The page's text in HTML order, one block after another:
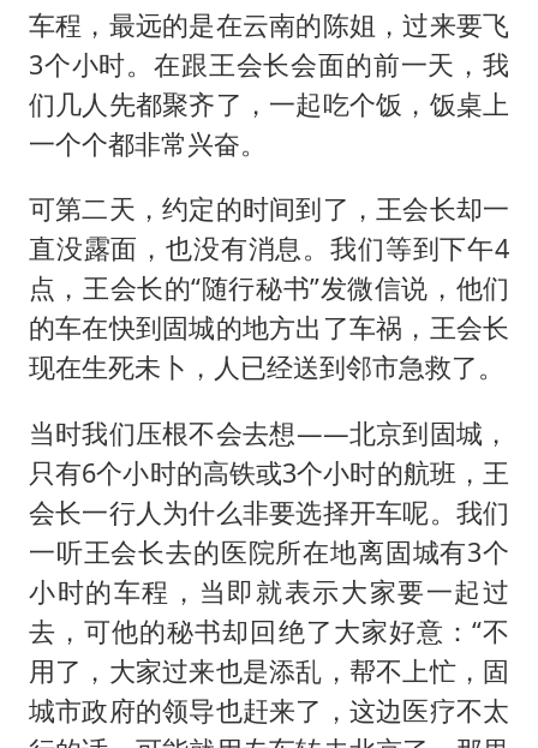
车程，最远的是在云南的陈姐，过来要飞
3个小时。在跟王会长会面的前一天，我
们几人先都聚齐了，一起吃个饭，饭桌上
一个个都非常兴奋。
可第二天，约定的时间到了，王会长却一
直没露面，也没有消息。我们等到下午4
点，王会长的“随行秘书”发微信说，他们
的车在快到固城的地方出了车祸，王会长
现在生死未卜，人已经送到邻市急救了。
当时我们压根不会去想——北京到固城，
只有6个小时的高铁或3个小时的航班，王
会长一行人为什么非要选择开车呢。我们
一听王会长去的医院所在地离固城有3个
小时的车程，当即就表示大家要一起过
去，可他的秘书却回绝了大家好意：“不
用了，大家过来也是添乱，帮不上忙，固
城市政府的领导也赶来了，这边医疗不太